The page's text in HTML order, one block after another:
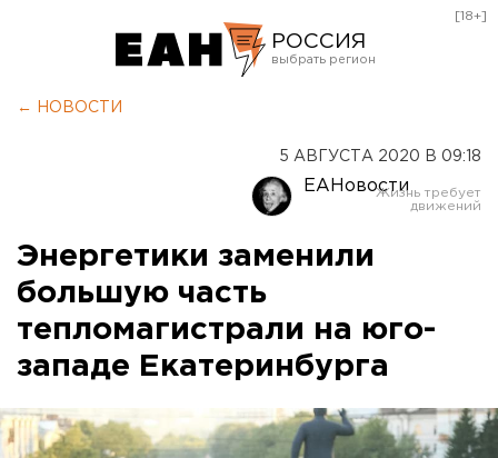
РОССИЯ
Оренбург
[18+]
← НОВОСТИ
5 АВГУСТА 2020 В 09:18
ЕАНовости
Энергетики заменили
большую часть
тепломагистрали на юго-
западе Екатеринбурга